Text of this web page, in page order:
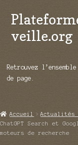
Aller
à
la
Aller
au
contenu
veille.org
Répertoire d’ouitils
Démos vidéos
Retrouvez
de page.
Accueil
ChatGPT Search et
moteurs de recherche